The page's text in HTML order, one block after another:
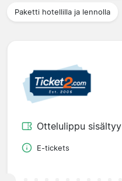
Paketti hotellilla ja lennolla
Ottelulippu sisältyy
E-tickets